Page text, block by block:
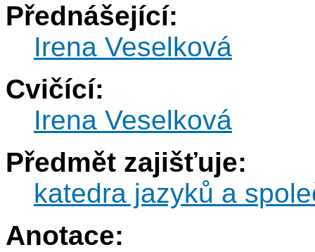
Přednášející:
Irena Veselková
Cvičící:
Irena Veselková
Předmět zajišťuje:
katedra jazyků a
Anotace: